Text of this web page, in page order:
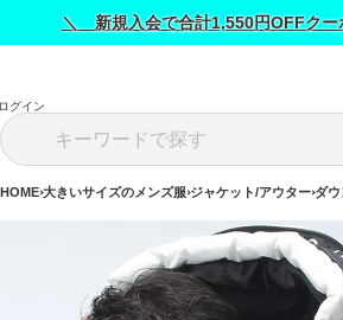
＼ 新規入会で合計1,550円OFFク
グイン
HOME 大きいサイズのメンズ服 ジャケット/アウター ダウ